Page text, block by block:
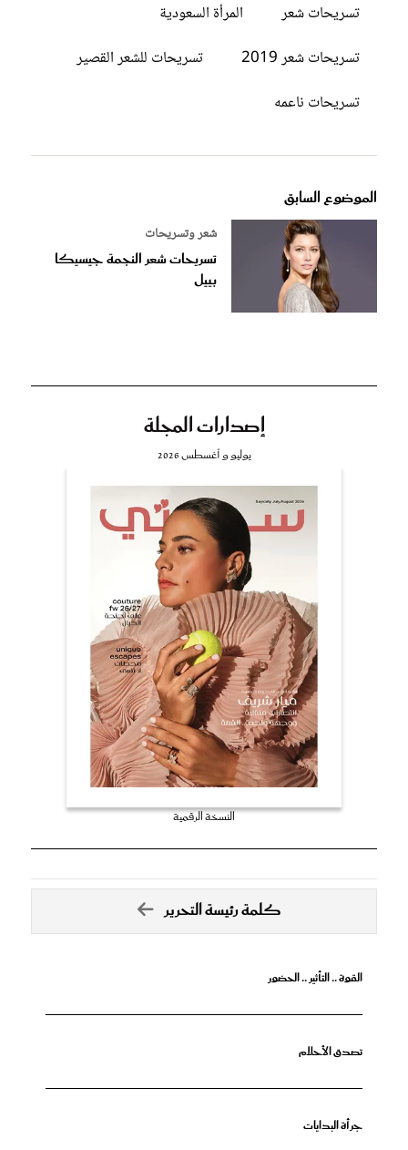
تسريحات شعر
المرأة السعودية
تسريحات شعر 2019
تسريحات للشعر القصير
تسريحات ناعمه
الموضوع السابق
شعر وتسريحات
تسريحات شعر النجمة جيسيكا
بييل
إصدارات المجلة
يوليو و أغسطس 2026
النسخة الرقمية
كلمة رئيسة التحرير
القوة .. التأثير .. الحضور
تصدق الأحلام
جرأة البدايات